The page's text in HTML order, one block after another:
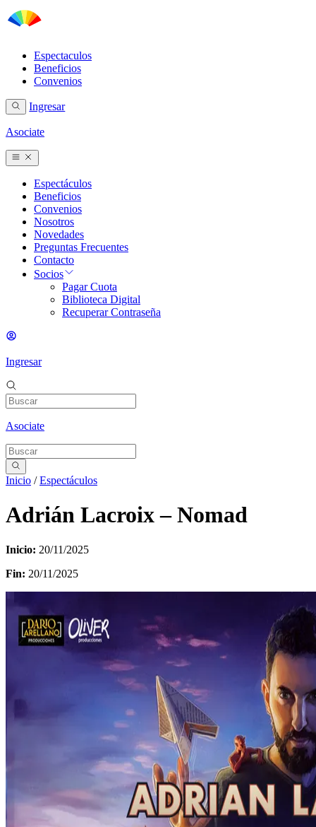
Espectaculos
Beneficios
Convenios
Ingresar
Asociate
Espectáculos
Beneficios
Convenios
Nosotros
Novedades
Preguntas Frecuentes
Contacto
Socios
Pagar Cuota
Biblioteca Digital
Recuperar Contraseña
Ingresar
Asociate
Inicio /Espectáculos
Adrián Lacroix – Nomad
Inicio: 20/11/2025
Fin: 20/11/2025